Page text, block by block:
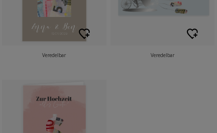
Veredelbar Veredelbar